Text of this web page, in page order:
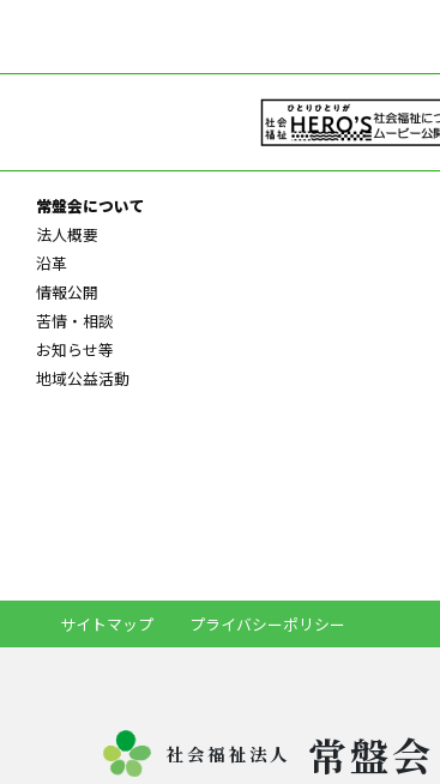
常盤会について
法人概要
沿革
情報公開
苦情・相談
お知らせ等
地域公益活動
サイトマップ プライバシーポリシー
社会福祉法人 常盤会